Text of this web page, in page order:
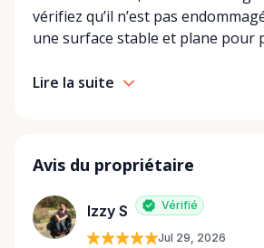
vérifiez qu’il n’est pas
une surface stable et plane pour
Lire la suite
Avis du propriétaire
Izzy S Vérifié
Jul 29, 2026